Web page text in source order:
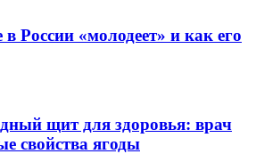
России «молодеет» и как его
щит для здоровья: врач
свойства ягоды